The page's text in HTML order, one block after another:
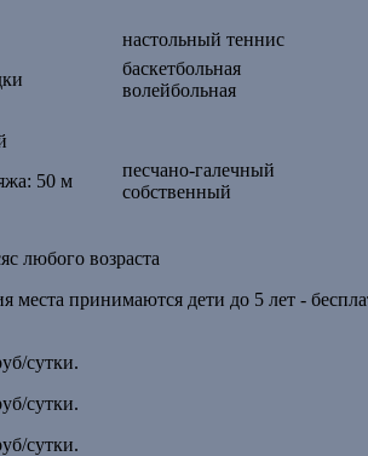
настольный теннис
баскетбольная
волейбольная
50 м
песчано-галечный
собственный
любого возраста
места принимаются дети до 5 лет -
сутки.
сутки.
сутки.